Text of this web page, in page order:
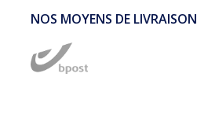
NOS MOYENS DE LIVRAISON